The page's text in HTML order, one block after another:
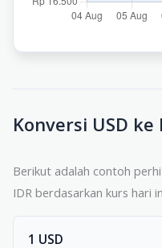
Konversi USD
Berikut adalah contoh
IDR berdasarkan kurs hari
1 USD